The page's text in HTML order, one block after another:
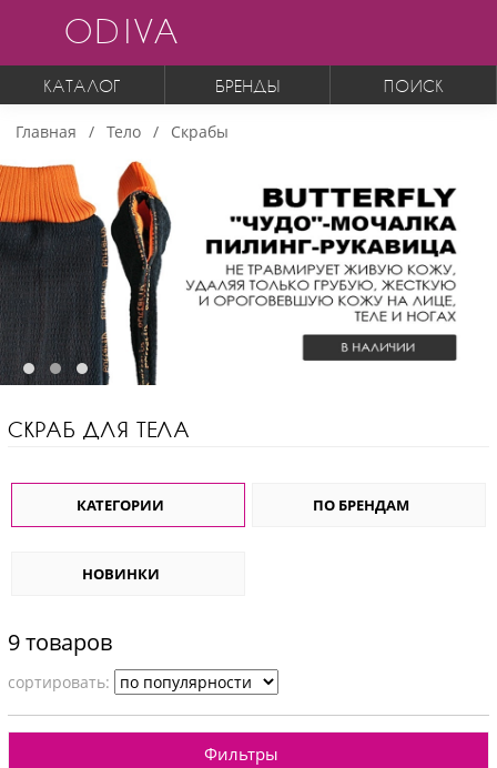
ODIVA
КАТАЛОГ БРЕНДЫ ПОИСК
Главная Тело Скрабы
СКРАБ ДЛЯ ТЕЛА
КАТЕГОРИИ ПО БРЕНДАМ
НОВИНКИ
9 товаров
cортировать:
Фильтры